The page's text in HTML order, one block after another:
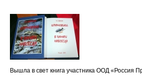
Вышла в свет книга участника ООД «Россия